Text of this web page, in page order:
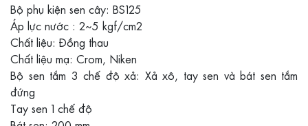
Bộ phụ kiện sen cây: BS125
Áp lực nước : 2~5 kgf/cm2
Chất liệu: Đồng thau
Chất liệu mạ: Crom, Niken
Bộ sen tắm 3 chế độ xả: Xả xô, tay sen và bát sen tắm
đứng
Tay sen 1 chế độ